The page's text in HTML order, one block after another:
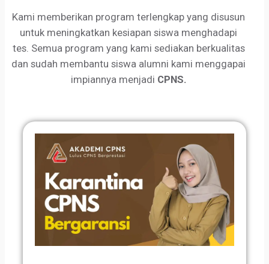
Kami memberikan program terlengkap yang disusun
untuk meningkatkan kesiapan siswa menghadapi
tes. Semua program yang kami sediakan berkualitas
dan sudah membantu siswa alumni kami menggapai
impiannya menjadi CPNS.